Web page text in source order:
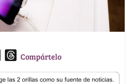
a
T
r
Compártelo